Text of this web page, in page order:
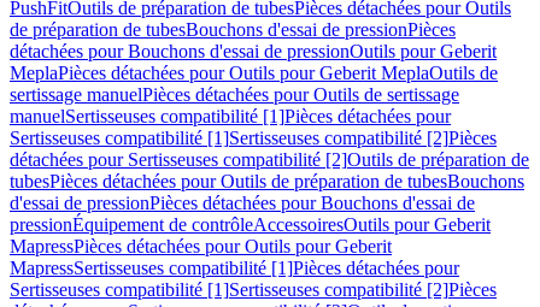
PushFitOutils de préparation de tubesPièces détachées pour Outils
de préparation de tubesBouchons d'essai de pressionPièces
détachées pour Bouchons d'essai de pressionOutils pour Geberit
MeplaPièces détachées pour Outils pour Geberit MeplaOutils de
sertissage manuelPièces détachées pour Outils de sertissage
manuelSertisseuses compatibilité [1]Pièces détachées pour
Sertisseuses compatibilité [1]Sertisseuses compatibilité [2]Pièces
détachées pour Sertisseuses compatibilité [2]Outils de préparation de
tubesPièces détachées pour Outils de préparation de tubesBouchons
d'essai de pressionPièces détachées pour Bouchons d'essai de
pressionÉquipement de contrôleAccessoiresOutils pour Geberit
MapressPièces détachées pour Outils pour Geberit
MapressSertisseuses compatibilité [1]Pièces détachées pour
Sertisseuses compatibilité [1]Sertisseuses compatibilité [2]Pièces